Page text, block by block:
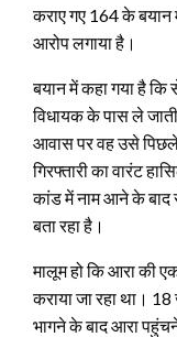
कराए गए 164 के बयान
आरोप लगाया है।
बयान में कहा गया है
विधायक के पास ले
आवास पर वह उसे पिछले
गिरफ्तारी का वारंट
कांड में नाम आने के बाद
बता रहा है।
मालूम हो कि आरा की
कराया जा रहा था।
भागने के बाद आरा